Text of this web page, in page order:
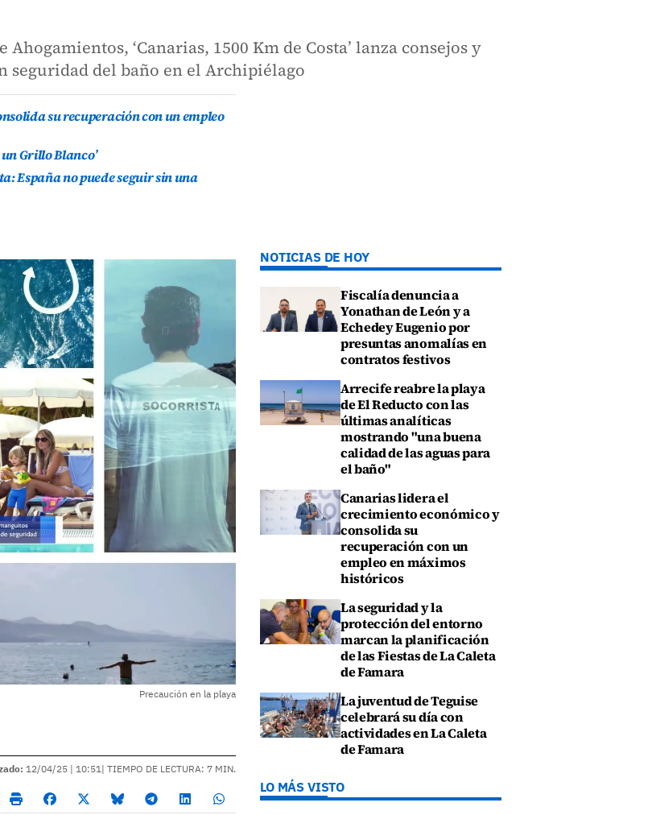
‘Canarias, 1500 Km de Costa’ lanza consejos y
seguridad del baño en el Archipiélago
su recuperación con un empleo
Grillo Blanco’
España no puede seguir sin una
Precaución en la playa
12/04/25 | 10:51 | TIEMPO DE LECTURA: 7 MIN.
NOTICIAS DE HOY
Fiscalía denuncia a
Yonathan de León y a
Echedey Eugenio por
presuntas anomalías en
contratos festivos
Arrecife reabre la playa
de El Reducto con las
últimas analíticas
mostrando "una buena
calidad de las aguas para
el baño"
Canarias lidera el
crecimiento económico y
consolida su
recuperación con un
empleo en máximos
históricos
La seguridad y la
protección del entorno
marcan la planificación
de las Fiestas de La Caleta
de Famara
La juventud de Teguise
celebrará su día con
actividades en La Caleta
de Famara
LO MÁS VISTO